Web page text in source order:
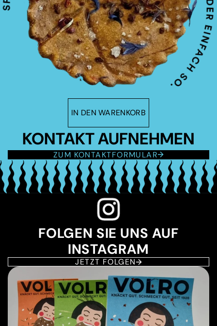
IN DEN WARENKORB
KONTAKT AUFNEHMEN
ZUM KONTAKTFORMULAR
FOLGEN SIE UNS AUF
INSTAGRAM
JETZT FOLGEN